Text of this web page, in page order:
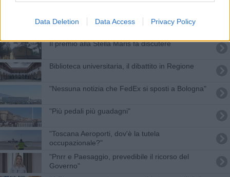
Data Deletion Data Access Privacy Policy
"Drastico calo dei controlli ambientali"
Il premio alla Stella Maris fa discutere
Biblioteca universitaria, il dibattito in Regione
"Nessuna notizia che FedEx si sposti a Bologna"
"Più pedali più guadagni"
"Toscana Aeroporti, dov'è la tutela
occupazionale?"
"Pnrr e Paesaggio, prevedibile il ricorso del
Governo"